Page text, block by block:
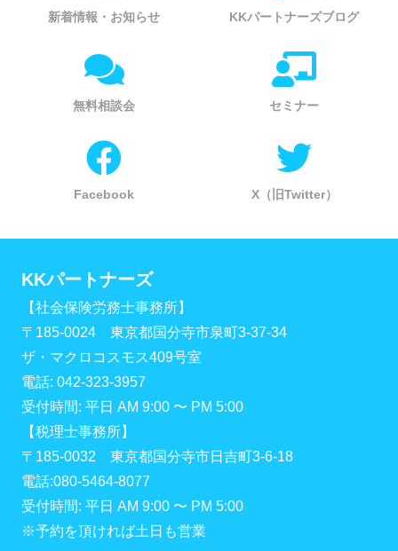
新着情報・お知らせ KKパートナーズブログ
無料相談会 セミナー
Facebook X（旧Twitter）
KKパートナーズ
【社会保険労務士事務所】
〒185-0024 東京都国分寺市泉町3-37-34
ザ・マクロコスモス409号室
電話: 042-323-3957
受付時間: 平日 AM 9:00 〜 PM 5:00
【税理士事務所】
〒185-0032 東京都国分寺市日吉町3-6-18
電話:080-5464-8077
受付時間: 平日 AM 9:00 〜 PM 5:00
※予約を頂ければ土日も営業